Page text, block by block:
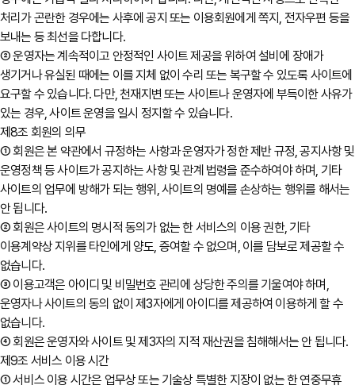
처리가 곤란한 경우에는 사후에 공지 또는 이용회원에게 쪽지, 전자우편 등을
보내는 등 최선을 다합니다.
② 운영자는 계속적이고 안정적인 사이트 제공을 위하여 설비에 장애가
생기거나 유실된 때에는 이를 지체 없이 수리 또는 복구할 수 있도록 사이트에
요구할 수 있습니다. 다만, 천재지변 또는 사이트나 운영자에 부득이한 사유가
있는 경우, 사이트 운영을 일시 정지할 수 있습니다.
제8조 회원의 의무
① 회원은 본 약관에서 규정하는 사항과 운영자가 정한 제반 규정, 공지사항 및
운영정책 등 사이트가 공지하는 사항 및 관계 법령을 준수하여야 하며, 기타
사이트의 업무에 방해가 되는 행위, 사이트의 명예를 손상하는 행위를 해서는
안 됩니다.
② 회원은 사이트의 명시적 동의가 없는 한 서비스의 이용 권한, 기타
이용계약상 지위를 타인에게 양도, 증여할 수 없으며, 이를 담보로 제공할 수
없습니다.
③ 이용고객은 아이디 및 비밀번호 관리에 상당한 주의를 기울여야 하며,
운영자나 사이트의 동의 없이 제3자에게 아이디를 제공하여 이용하게 할 수
없습니다.
④ 회원은 운영자와 사이트 및 제3자의 지적 재산권을 침해해서는 안 됩니다.
제9조 서비스 이용 시간
① 서비스 이용 시간은 업무상 또는 기술상 특별한 지장이 없는 한 연중무휴